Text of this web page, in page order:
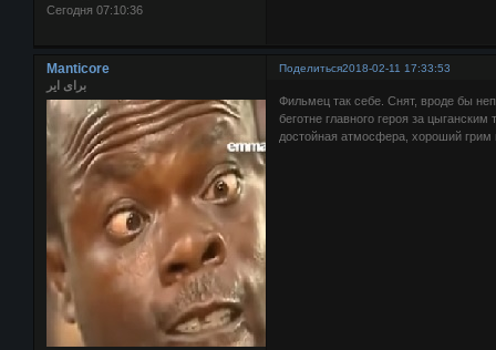
Сегодня 07:10:36
Поделиться2018-02-11 17:33:53
Manticore
برای ایر
Фильмец так себе. Снят, вроде бы
беготне главного героя за
достойная атмосфера, хороший